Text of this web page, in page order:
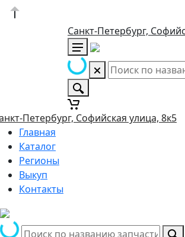
Санкт-Петербург,
Петербург, Софийская улица, 8к5
Главная
Каталог
Регионы
Выкуп
Контакты